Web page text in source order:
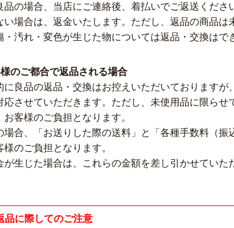
品の場合、当店にご連絡後、着払いでご返送くだ
い場合は、返金いたします。ただし、返品の商品は
・汚れ・変色が生じた物については返品・交換はで
のご都合で返品される場合
に良品の返品・交換はお控えいただいておりますが
応させていただきます。ただし、未使用品に限ら
お客様のご負担となります。
場合、「お送りした際の送料」と「各種手数料（振
様のご負担となります。
が生じた場合は、これらの金額を差し引かせていた
品に際してのご注意